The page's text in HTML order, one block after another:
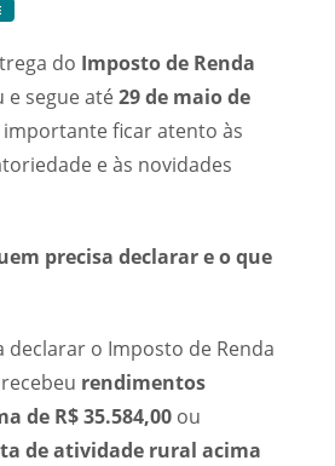
do Imposto de Renda
segue até 29 de maio de
importante ficar atento às
e às novidades
precisa declarar e o que
declarar o Imposto de Renda
rendimentos
de R$ 35.584,00ou
de atividade rural acima